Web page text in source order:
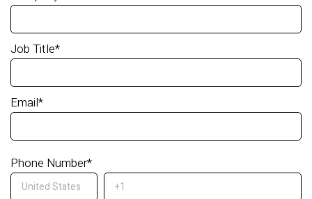
Job Title*
Email*
Phone Number*